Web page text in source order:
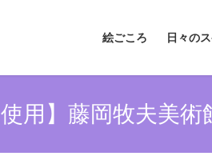
絵ごころ 日々の
使用】藤岡牧夫美